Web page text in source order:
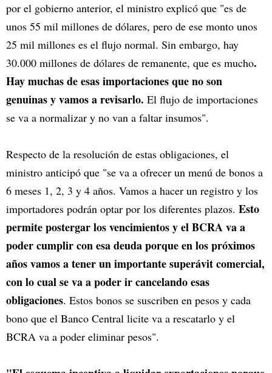
por el gobierno anterior, el ministro explicó que "es de
unos 55 mil millones de dólares, pero de ese monto unos
25 mil millones es el flujo normal. Sin embargo, hay
30.000 millones de dólares de remanente, que es mucho.
Hay muchas de esas importaciones que no son
genuinas y vamos a revisarlo. El flujo de importaciones
se va a normalizar y no van a faltar insumos".
Respecto de la resolución de estas obligaciones, el
ministro anticipó que "se va a ofrecer un menú de bonos a
6 meses 1, 2, 3 y 4 años. Vamos a hacer un registro y los
importadores podrán optar por los diferentes plazos. Esto
permite postergar los vencimientos y el BCRA va a
poder cumplir con esa deuda porque en los próximos
años vamos a tener un importante superávit comercial,
con lo cual se va a poder ir cancelando esas
obligaciones. Estos bonos se suscriben en pesos y cada
bono que el Banco Central licite va a rescatarlo y el
BCRA va a poder eliminar pesos".